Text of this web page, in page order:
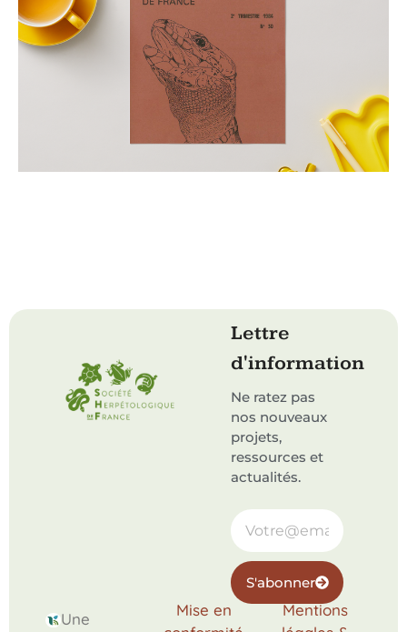
Lettre
d'information
Ne ratez pas
nos nouveaux
projets,
ressources et
actualités.
S'abonner
Une
Mise en
Mentions